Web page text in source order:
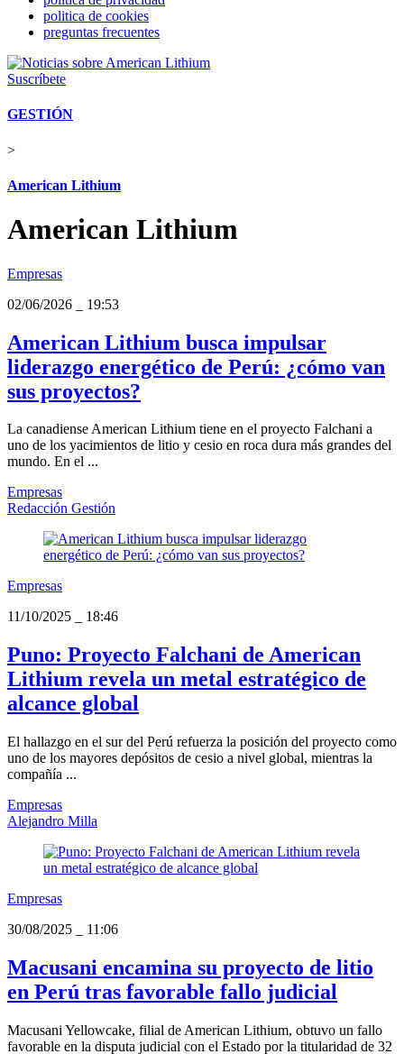
politica de cookies
preguntas frecuentes
Suscríbete
GESTIÓN
>
American Lithium
American Lithium
Empresas
02/06/2026
19:53
American Lithium busca impulsar
liderazgo energético de Perú: ¿cómo van
sus proyectos?
La canadiense American Lithium tiene en el proyecto Falchani a
uno de los yacimientos de litio y cesio en roca dura más grandes del
mundo. En el ...
Empresas
Redacción Gestión
Empresas
11/10/2025
18:46
Puno: Proyecto Falchani de American
Lithium revela un metal estratégico de
alcance global
El hallazgo en el sur del Perú refuerza la posición del proyecto como
uno de los mayores depósitos de cesio a nivel global, mientras la
compañía ...
Empresas
Alejandro Milla
Empresas
30/08/2025
11:06
Macusani encamina su proyecto de litio
en Perú tras favorable fallo judicial
Macusani Yellowcake, filial de American Lithium, obtuvo un fallo
favorable en la disputa judicial con el Estado por la titularidad de 32